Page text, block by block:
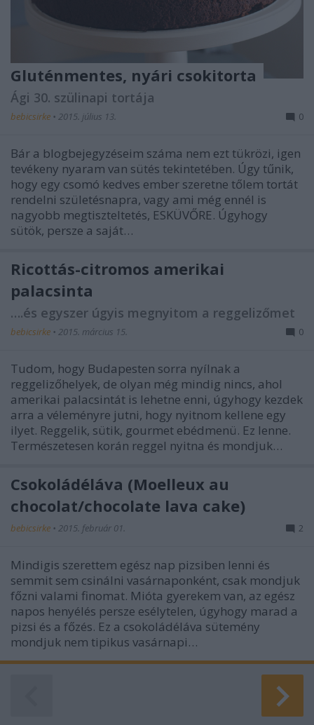
Gluténmentes, nyári csokitorta
Ági 30. szülinapi tortája
bebicsirke • 2015. július 13. 0
Bár a blogbejegyzéseim száma nem ezt tükrözi, igen
tevékeny nyaram van sütés tekintetében. Úgy tűnik,
hogy egy csomó kedves ember szeretne tőlem tortát
rendelni születésnapra, vagy ami még ennél is
nagyobb megtiszteltetés, ESKÜVŐRE. Úgyhogy
sütök, persze a saját…
Ricottás-citromos amerikai
palacsinta
….és egyszer úgyis megnyitom a reggelizőmet
bebicsirke • 2015. március 15. 0
Tudom, hogy Budapesten sorra nyílnak a
reggelizőhelyek, de olyan még mindig nincs, ahol
amerikai palacsintát is lehetne enni, úgyhogy kezdek
arra a véleményre jutni, hogy nyitnom kellene egy
ilyet. Reggelik, sütik, gourmet ebédmenü. Ez lenne.
Természetesen korán reggel nyitna és mondjuk…
Csokoládéláva (Moelleux au
chocolat/chocolate lava cake)
bebicsirke • 2015. február 01. 2
Mindigis szerettem egész nap pizsiben lenni és
semmit sem csinálni vasárnaponként, csak mondjuk
főzni valami finomat. Mióta gyerekem van, az egész
napos henyélés persze esélytelen, úgyhogy marad a
pizsi és a főzés. Ez a csokoládéláva sütemény
mondjuk nem tipikus vasárnapi…